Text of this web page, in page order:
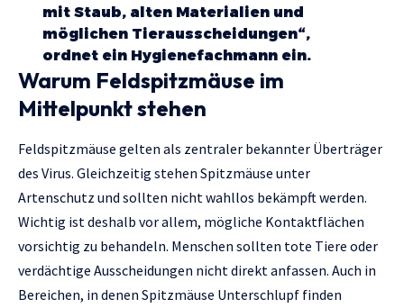
mit Staub, alten Materialien und
möglichen Tier­ausscheidungen“,
ordnet ein Hygienefachmann ein.
Warum Feldspitzmäuse im
Mittelpunkt stehen
Feldspitzmäuse gelten als zentraler bekannter Überträger
des Virus. Gleichzeitig stehen Spitzmäuse unter
Artenschutz und sollten nicht wahllos bekämpft werden.
Wichtig ist deshalb vor allem, mögliche Kontaktflächen
vorsichtig zu behandeln. Menschen sollten tote Tiere oder
verdächtige Ausscheidungen nicht direkt anfassen. Auch in
Bereichen, in denen Spitzmäuse Unterschlupf finden